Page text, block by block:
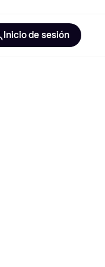
Inicio de sesión